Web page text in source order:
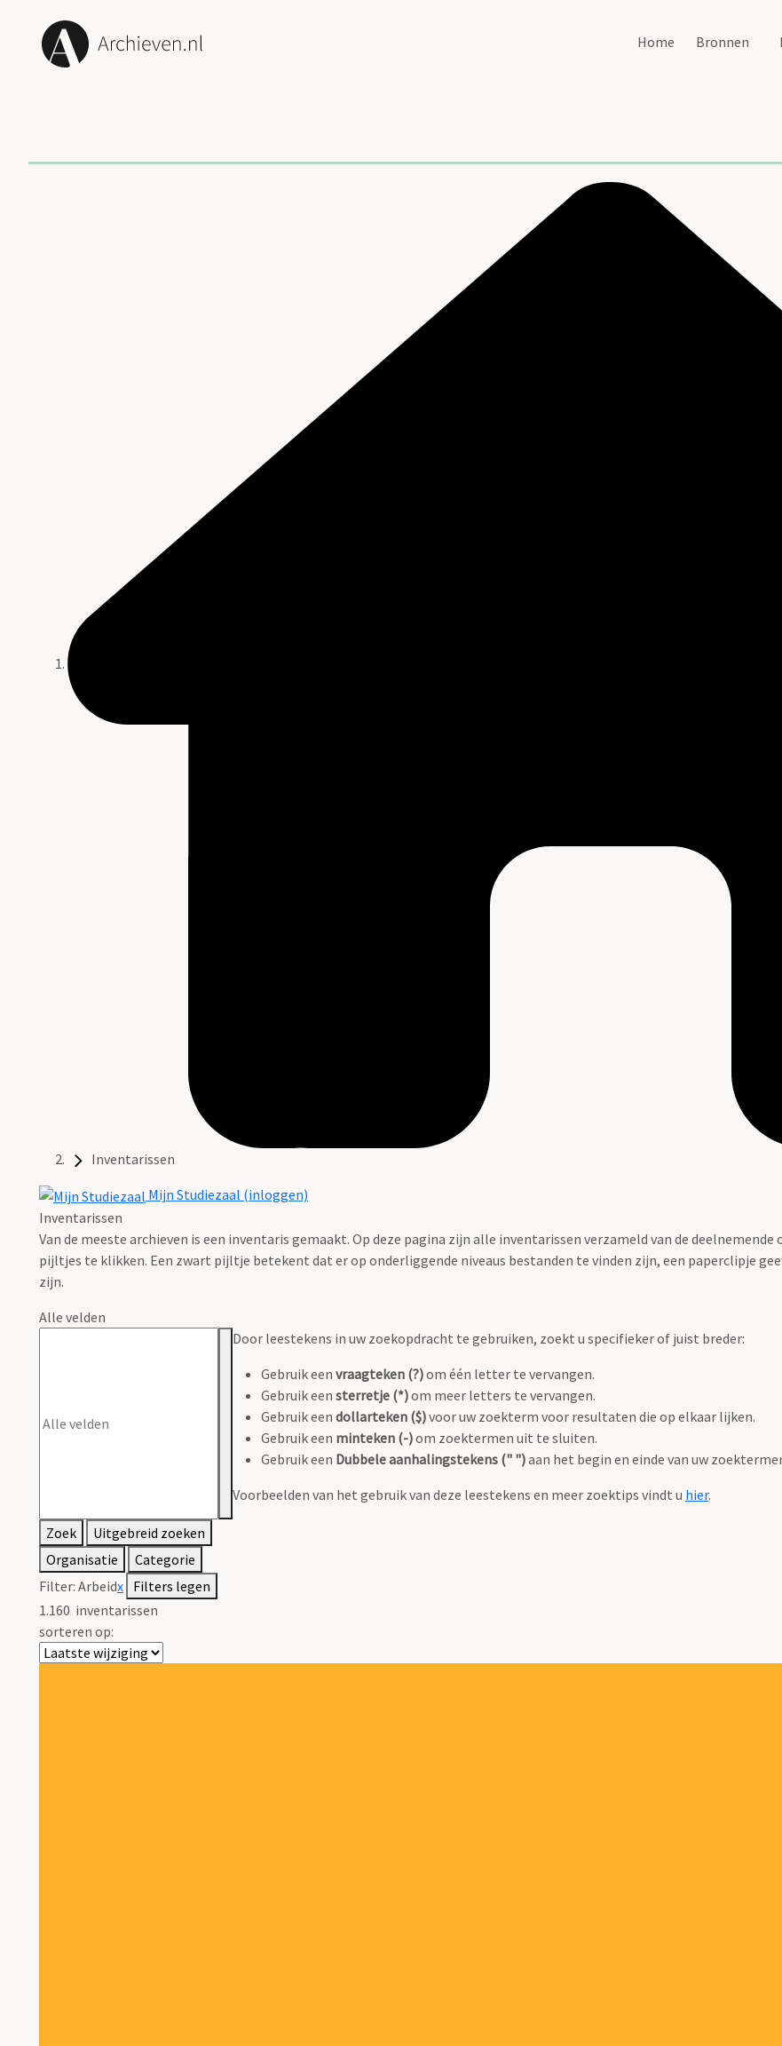
Home Bronnen
Inventarissen
Mijn Studiezaal (inloggen)
Inventarissen
Van de meeste archieven is een inventaris gemaakt. Op deze pagina zijn alle inventarissen verzameld van de
pijltjes te klikken. Een zwart pijltje betekent dat er op onderliggende niveaus bestanden te vinden zijn, een paperclipje
zijn.
Alle velden
Door leestekens in uw zoekopdracht te gebruiken, zoekt u specifieker of juist breder:
Gebruik een vraagteken (?)om één letter te vervangen.
Gebruik een sterretje (*)om meer letters te vervangen.
Gebruik een dollarteken ($)voor uw zoekterm voor resultaten die op elkaar lijken.
Gebruik een minteken (-)om zoektermen uit te sluiten.
Gebruik een Dubbele aanhalingstekens (" ")aan het begin en einde van uw
Voorbeelden van het gebruik van deze leestekens en meer zoektips vindt u hier.
Zoek
Uitgebreid zoeken
Organisatie
Categorie
Filter: Arbeidx Filters legen
1.160 inventarissen
sorteren op: